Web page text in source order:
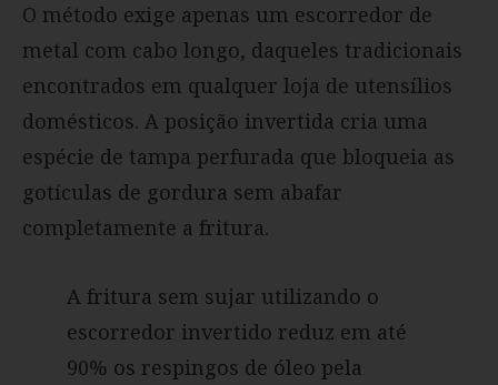
O método exige apenas um escorredor de
metal com cabo longo, daqueles tradicionais
encontrados em qualquer loja de utensílios
domésticos. A posição invertida cria uma
espécie de tampa perfurada que bloqueia as
gotículas de gordura sem abafar
completamente a fritura.
A fritura sem sujar utilizando o
escorredor invertido reduz em até
90% os respingos de óleo pela